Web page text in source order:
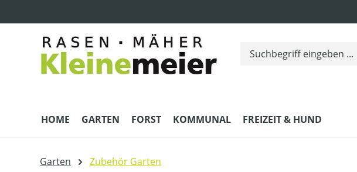
HOME GARTEN FORST KOMMUNAL FREIZEIT & HUND
Garten Zubehör Garten